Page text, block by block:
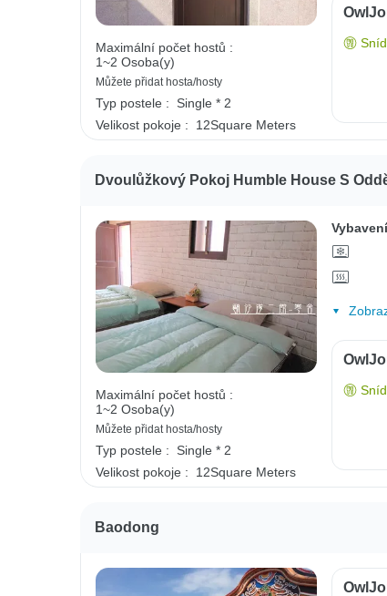
Maximální počet hostů :
1~2 Osoba(y)
Můžete přidat hosta/hosty
Typ postele :
Single * 2
Velikost pokoje :
12Square Meters
Dvoulůžkový Pokoj Humble House S
Maximální počet hostů :
1~2 Osoba(y)
Můžete přidat hosta/hosty
Typ postele :
Single * 2
Velikost pokoje :
12Square Meters
Baodong